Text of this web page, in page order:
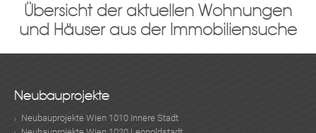
Übersicht der aktuellen Wohnungen
und Häuser aus der Immobiliensuche
Neubauprojekte
Neubauprojekte Wien 1010 Innere Stadt